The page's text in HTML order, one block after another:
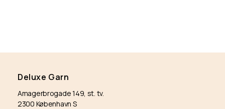
Deluxe Garn
Amagerbrogade 149, st. tv.
2300 København S